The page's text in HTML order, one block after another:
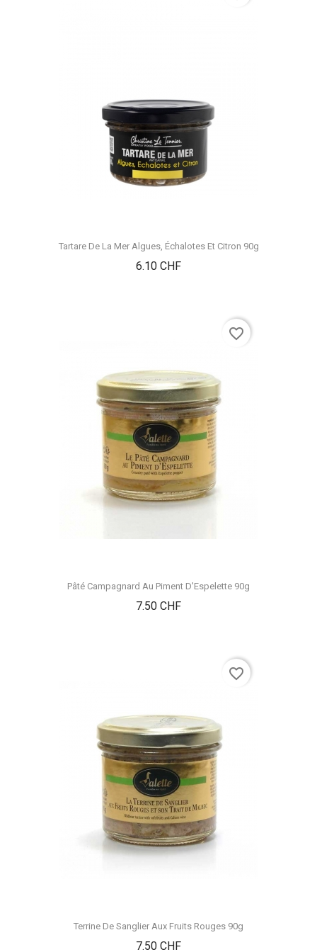
Tartare De La Mer Algues, Échalotes Et Citron 90g
6.10 CHFPrix
Pâté Campagnard Au Piment D'Espelette 90g
7.50 CHFPrix
favorite_border
Terrine De Sanglier Aux Fruits Rouges 90g
7.50 CHFPrix
favorite_border